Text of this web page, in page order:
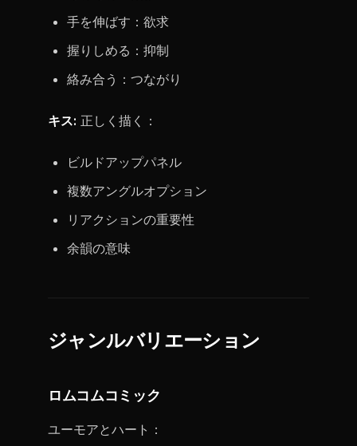
手を伸ばす：欲求
握りしめる：抑制
絡み合う：つながり
キス: 正しく描く：
ビルドアップパネル
複数アングルオプション
リアクションの重要性
余韻の意味
ジャンルバリエーション
ロムコムコミック
ユーモアとハート：